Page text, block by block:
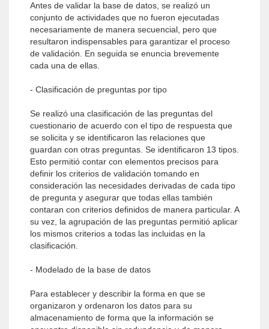
Antes de validar la base de datos, se realizó un
conjunto de actividades que no fueron ejecutadas
necesariamente de manera secuencial, pero que
resultaron indispensables para garantizar el proceso
de validación. En seguida se enuncia brevemente
cada una de ellas.
- Clasificación de preguntas por tipo
Se realizó una clasificación de las preguntas del
cuestionario de acuerdo con el tipo de respuesta que
se solicita y se identificaron las relaciones que
guardan con otras preguntas. Se identificaron 13 tipos.
Esto permitió contar con elementos precisos para
definir los criterios de validación tomando en
consideración las necesidades derivadas de cada tipo
de pregunta y asegurar que todas ellas también
contaran con criterios definidos de manera particular. A
su vez, la agrupación de las preguntas permitió aplicar
los mismos criterios a todas las incluidas en la
clasificación.
- Modelado de la base de datos
Para establecer y describir la forma en que se
organizaron y ordenaron los datos para su
almacenamiento de forma que la información se